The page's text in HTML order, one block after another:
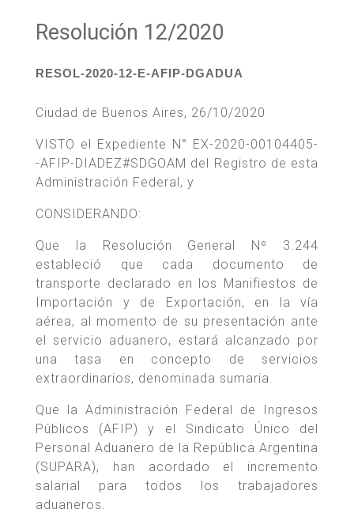
Resolución 12/2020
RESOL-2020-12-E-AFIP-DGADUA
Ciudad de Buenos Aires, 26/10/2020
VISTO el Expediente N° EX-2020-00104405-
-AFIP-DIADEZ#SDGOAM del Registro de esta
Administración Federal, y
CONSIDERANDO:
Que la Resolución General Nº 3.244
estableció que cada documento de
transporte declarado en los Manifiestos de
Importación y de Exportación, en la vía
aérea, al momento de su presentación ante
el servicio aduanero, estará alcanzado por
una tasa en concepto de servicios
extraordinarios, denominada sumaria.
Que la Administración Federal de Ingresos
Públicos (AFIP) y el Sindicato Único del
Personal Aduanero de la República Argentina
(SUPARA), han acordado el incremento
salarial para todos los trabajadores
aduaneros.